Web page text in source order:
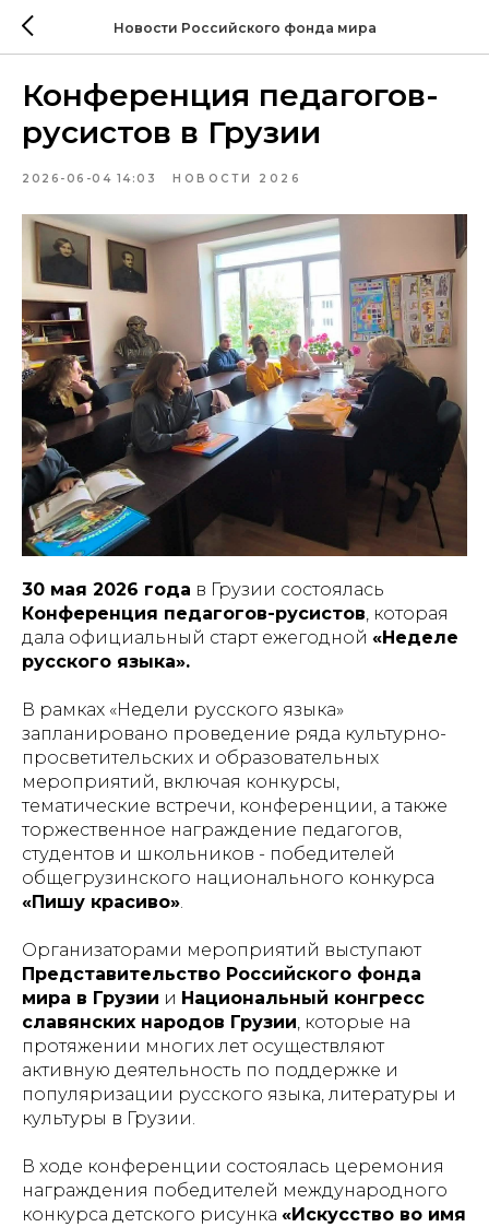
Новости Российского фонда мира
Конференция педагогов-
русистов в Грузии
2026-06-04 14:03 НОВОСТИ 2026
30 мая 2026 года в Грузии состоялась
Конференция педагогов-русистов, которая
дала официальный старт ежегодной «Неделе
русского языка».
В рамках «Недели русского языка»
запланировано проведение ряда культурно-
просветительских и образовательных
мероприятий, включая конкурсы,
тематические встречи, конференции, а также
торжественное награждение педагогов,
студентов и школьников - победителей
общегрузинского национального конкурса
«Пишу красиво».
Организаторами мероприятий выступают
Представительство Российского фонда
мира в Грузии и Национальный конгресс
славянских народов Грузии, которые на
протяжении многих лет осуществляют
активную деятельность по поддержке и
популяризации русского языка, литературы и
культуры в Грузии.
В ходе конференции состоялась церемония
награждения победителей международного
конкурса детского рисунка «Искусство во имя